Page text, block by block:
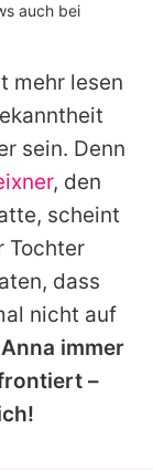
auch bei
mehr lesen
sein. Denn
, den
scheint
Tochter
dass
nicht auf
Anna immer
–